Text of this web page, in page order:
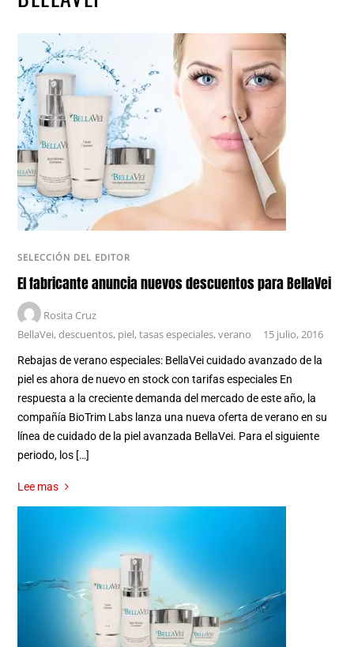
SELECCIÓN DEL EDITOR
El fabricante anuncia nuevos descuentos para BellaVei
Rosita Cruz
BellaVei,descuentos, piel,tasas especiales,verano 15 julio, 2016
Rebajas de verano especiales: BellaVei cuidado avanzado de la
piel es ahora de nuevo en stock con tarifas especiales En
respuesta a la creciente demanda del mercado de este año, la
compañía BioTrim Labs lanza una nueva oferta de verano en su
línea de cuidado de la piel avanzada BellaVei. Para el siguiente
periodo, los […]
Lee mas